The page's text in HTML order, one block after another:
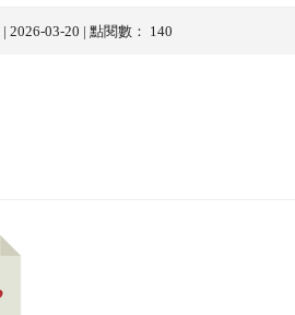
| 2026-03-20 | 點閱數： 140